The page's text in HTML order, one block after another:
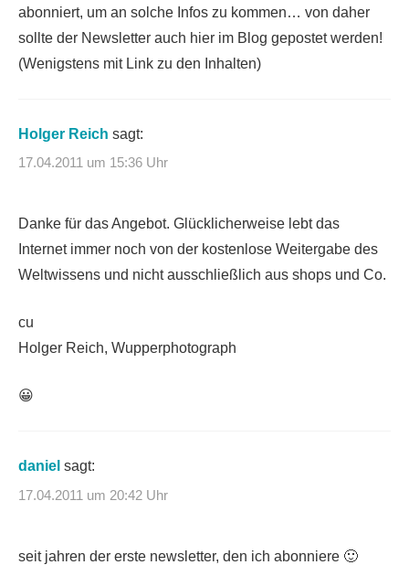
abonniert, um an solche Infos zu kommen… von daher
sollte der Newsletter auch hier im Blog gepostet werden!
(Wenigstens mit Link zu den Inhalten)
Holger Reich sagt:
17.04.2011 um 15:36 Uhr
Danke für das Angebot. Glücklicherweise lebt das
Internet immer noch von der kostenlose Weitergabe des
Weltwissens und nicht ausschließlich aus shops und Co.
cu
Holger Reich, Wupperphotograph
😀
daniel sagt:
17.04.2011 um 20:42 Uhr
seit jahren der erste newsletter, den ich abonniere 🙂